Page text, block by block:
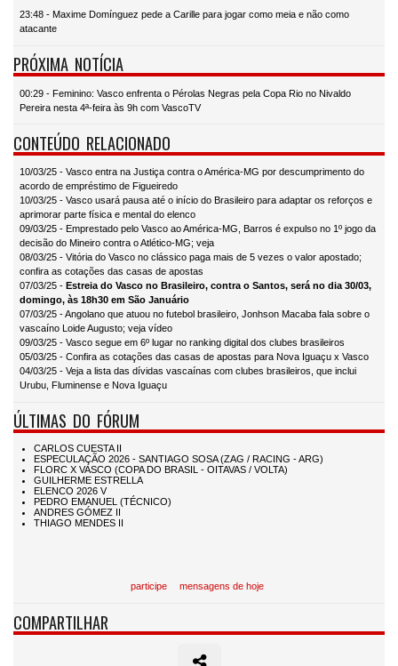
23:48 - Maxime Domínguez pede a Carille para jogar como meia e não como
atacante
PRÓXIMA NOTÍCIA
00:29 - Feminino: Vasco enfrenta o Pérolas Negras pela Copa Rio no Nivaldo
Pereira nesta 4ª-feira às 9h com VascoTV
CONTEÚDO RELACIONADO
10/03/25 - Vasco entra na Justiça contra o América-MG por descumprimento do
acordo de empréstimo de Figueiredo
10/03/25 - Vasco usará pausa até o início do Brasileiro para adaptar os reforços e
aprimorar parte física e mental do elenco
09/03/25 - Emprestado pelo Vasco ao América-MG, Barros é expulso no 1º jogo da
decisão do Mineiro contra o Atlético-MG; veja
08/03/25 - Vitória do Vasco no clássico paga mais de 5 vezes o valor apostado;
confira as cotações das casas de apostas
07/03/25 - Estreia do Vasco no Brasileiro, contra o Santos, será no dia 30/03,
domingo, às 18h30 em São Januário
07/03/25 - Angolano que atuou no futebol brasileiro, Jonhson Macaba fala sobre o
vascaíno Loide Augusto; veja vídeo
09/03/25 - Vasco segue em 6º lugar no ranking digital dos clubes brasileiros
05/03/25 - Confira as cotações das casas de apostas para Nova Iguaçu x Vasco
04/03/25 - Veja a lista das dívidas vascaínas com clubes brasileiros, que inclui
Urubu, Fluminense e Nova Iguaçu
ÚLTIMAS DO FÓRUM
participe mensagens de hoje
COMPARTILHAR